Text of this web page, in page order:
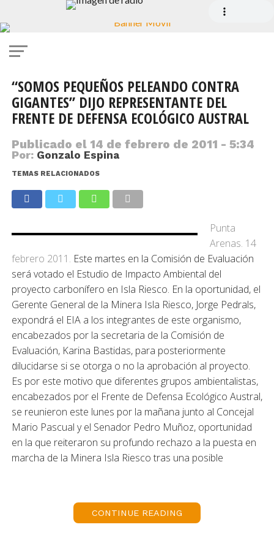
“SOMOS PEQUEÑOS PELEANDO CONTRA
GIGANTES” DIJO REPRESENTANTE DEL
FRENTE DE DEFENSA ECOLÓGICO AUSTRAL
Publicado el 14 de febrero de 2011 - 5:34
Por: Gonzalo Espina
TEMAS RELACIONADOS
Punta
Arenas. 14
febrero 2011. Este martes en la Comisión de Evaluación
será votado el Estudio de Impacto Ambiental del
proyecto carbonífero en Isla Riesco. En la oportunidad, el
Gerente General de la Minera Isla Riesco, Jorge Pedrals,
expondrá el EIA a los integrantes de este organismo,
encabezados por la secretaria de la Comisión de
Evaluación, Karina Bastidas, para posteriormente
dilucidarse si se otorga o no la aprobación al proyecto.
Es por este motivo que diferentes grupos ambientalistas,
encabezados por el Frente de Defensa Ecológico Austral,
se reunieron este lunes por la mañana junto al Concejal
Mario Pascual y el Senador Pedro Muñoz, oportunidad
en la que reiteraron su profundo rechazo a la puesta en
marcha de la Minera Isla Riesco tras una posible
amenaza real para la anidación de pingüinos en el sector
del Seno Otway, señalando que además intervendrán en
CONTINUE READING